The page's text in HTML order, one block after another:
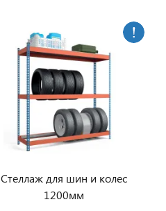
Стеллаж для шин и колес
1200мм